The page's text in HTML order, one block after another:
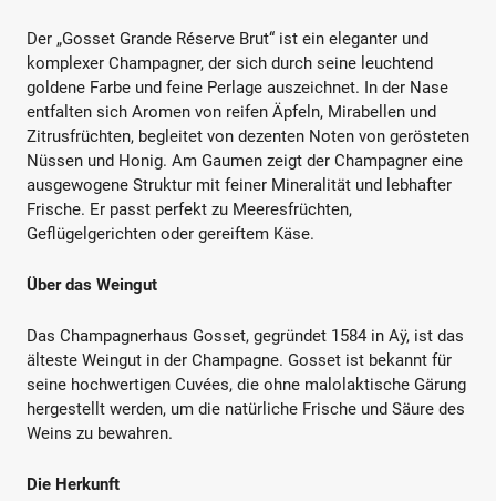
Der „Gosset Grande Réserve Brut“ ist ein eleganter und
komplexer Champagner, der sich durch seine leuchtend
goldene Farbe und feine Perlage auszeichnet. In der Nase
entfalten sich Aromen von reifen Äpfeln, Mirabellen und
Zitrusfrüchten, begleitet von dezenten Noten von gerösteten
Nüssen und Honig. Am Gaumen zeigt der Champagner eine
ausgewogene Struktur mit feiner Mineralität und lebhafter
Frische. Er passt perfekt zu Meeresfrüchten,
Geflügelgerichten oder gereiftem Käse.
Über das Weingut
Das Champagnerhaus Gosset, gegründet 1584 in Aÿ, ist das
älteste Weingut in der Champagne. Gosset ist bekannt für
seine hochwertigen Cuvées, die ohne malolaktische Gärung
hergestellt werden, um die natürliche Frische und Säure des
Weins zu bewahren.
Die Herkunft